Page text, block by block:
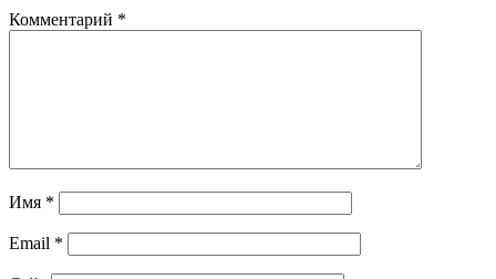
Комментарий *
Имя *
Email *